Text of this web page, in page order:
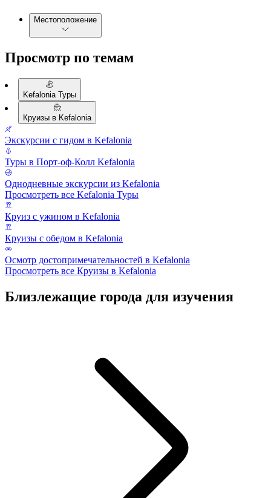
Местоположение
Просмотр по темам
Kefalonia Туры
Круизы в Kefalonia
Экскурсии с гидом в Kefalonia
Туры в Порт-оф-Колл Kefalonia
Однодневные экскурсии из Kefalonia
Просмотреть все Kefalonia Туры
Круиз с ужином в Kefalonia
Круизы с обедом в Kefalonia
Осмотр достопримечательностей в Kefalonia
Просмотреть все Круизы в Kefalonia
Близлежащие города для изучения